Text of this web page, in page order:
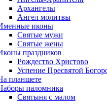
Архангелы
Ангел молитвы
иконы
Святые мужи
Святые жены
праздников
Рождество Христово
Успение Пресвятой
планшете
паломника
Святыня с малом